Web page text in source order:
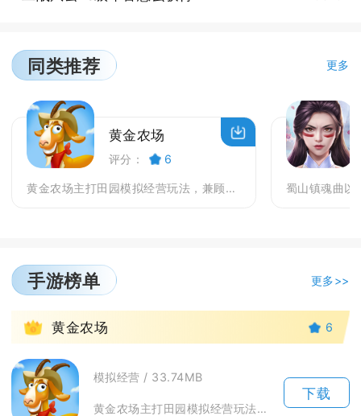
同类推荐 更多
黄金农场
评分： 6
黄金农场主打田园模拟经营玩法，兼顾种地养殖、订单经...
手游榜单 更多>>
1 黄金农场 6
模拟经营 / 33.74MB
黄金农场主打田园模拟经营玩法，兼顾种地养殖、订单经营与闯关玩法，适配碎片化游玩。手机端操作...
下载